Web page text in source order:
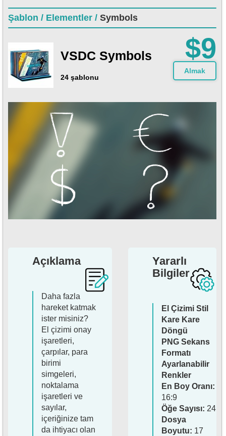
Şablon / Elementler / Symbols
VSDC Symbols
24 şablonu
$9
Almak
Açıklama
Daha fazla
hareket katmak
ister misiniz?
El çizimi onay
işaretleri,
çarpılar, para
birimi
simgeleri,
noktalama
işaretleri ve
sayılar,
içeriğinize tam
da ihtiyacı olan
Yararlı
Bilgiler
El Çizimi Stil
Kare Kare
Döngü
PNG Sekans
Formatı
Ayarlanabilir
Renkler
En Boy Oranı:
16:9
Öğe Sayısı: 24
Dosya
Boyutu: 17